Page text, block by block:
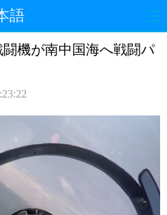
語
政治 経済
機が南中国海へ戦闘パ